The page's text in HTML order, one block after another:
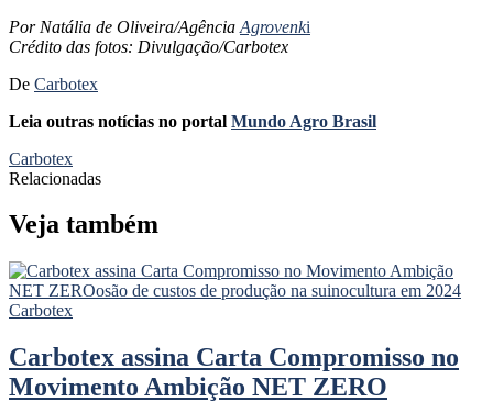
Por Natália de Oliveira/Agência Agrovenki
Crédito das fotos: Divulgação/Carbotex
De Carbotex
Leia outras notícias no portal Mundo Agro Brasil
Carbotex
Relacionadas
Veja também
Carbotex
Carbotex assina Carta Compromisso no
Movimento Ambição NET ZERO